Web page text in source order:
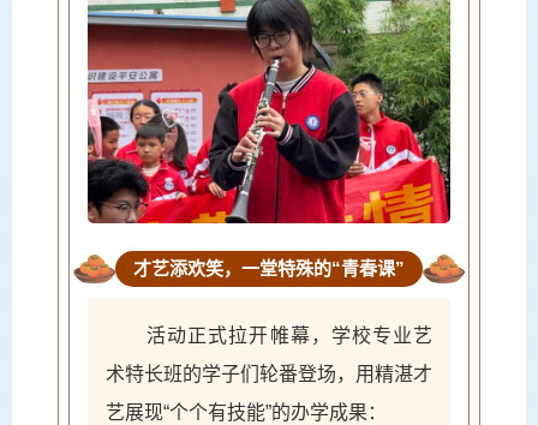
才艺添欢笑，一堂特殊的“青春课”
活动正式拉开帷幕，学校专业艺
术特长班的学子们轮番登场，用精湛才
艺展现“个个有技能”的办学成果：